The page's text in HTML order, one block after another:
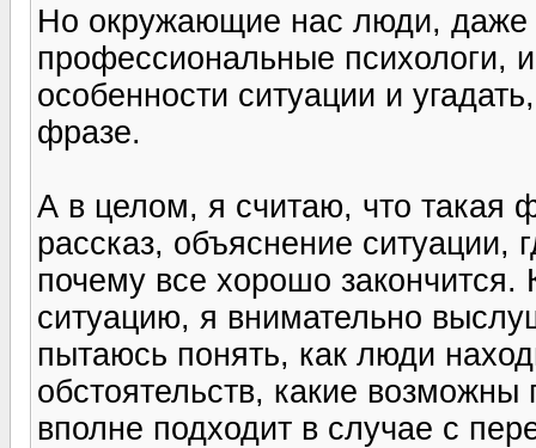
Но окружающие нас люди, даже
профессиональные психологи,
особенности ситуации и
фразе.
А в целом, я считаю, что такая
рассказ, объяснение ситуации,
почему все хорошо
ситуацию, я внимательно
пытаюсь понять, как люди
обстоятельств, какие
вполне подходит в случае с